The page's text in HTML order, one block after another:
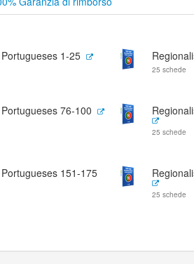
1-25
25 schede
76-100
25 schede
151-175
25 schede